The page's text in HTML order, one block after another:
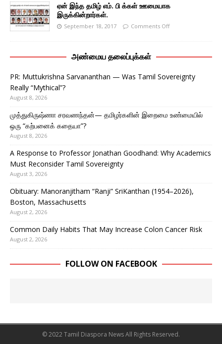
ஏன் இந்த தமிழ் எம். பி க்கள் ஊமையாக
இருக்கின்றார்கள்.
September 18, 2017 Comments Off
அண்மைய தலைப்புக்கள்
PR: Muttukrishna Sarvananthan — Was Tamil Sovereignty
Really “Mythical”?
August 8, 2026
முத்துகிருஷ்ணா சரவணந்தன்— தமிழர்களின் இறைமை உண்மையில்
ஒரு “கற்பனைக் கதையா”?
August 8, 2026
A Response to Professor Jonathan Goodhand: Why Academics
Must Reconsider Tamil Sovereignty
August 3, 2026
Obituary: Manoranjitham “Ranji” SriKanthan (1954–2026),
Boston, Massachusetts
August 2, 2026
Common Daily Habits That May Increase Colon Cancer Risk
August 2, 2026
FOLLOW ON FACEBOOK
© 2022 Tamil Diaspora News All Rights Reserved.